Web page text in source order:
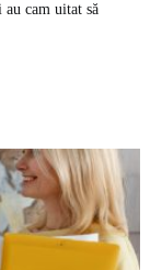
cam uitat să